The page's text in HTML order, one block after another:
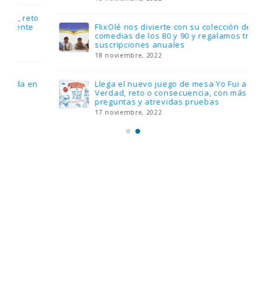
FlixOlé nos divierte con su colección de
comedias de los 80 y 90 y regalamos tres
suscripciones anuales
18 noviembre, 2022
Llega el nuevo juego de mesa Yo Fui a EGB:
Verdad, reto o consecuencia, con más
preguntas y atrevidas pruebas
17 noviembre, 2022